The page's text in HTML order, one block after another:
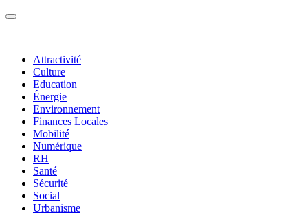
Attractivité
Culture
Education
Énergie
Environnement
Finances Locales
Mobilité
Numérique
RH
Santé
Sécurité
Social
Urbanisme